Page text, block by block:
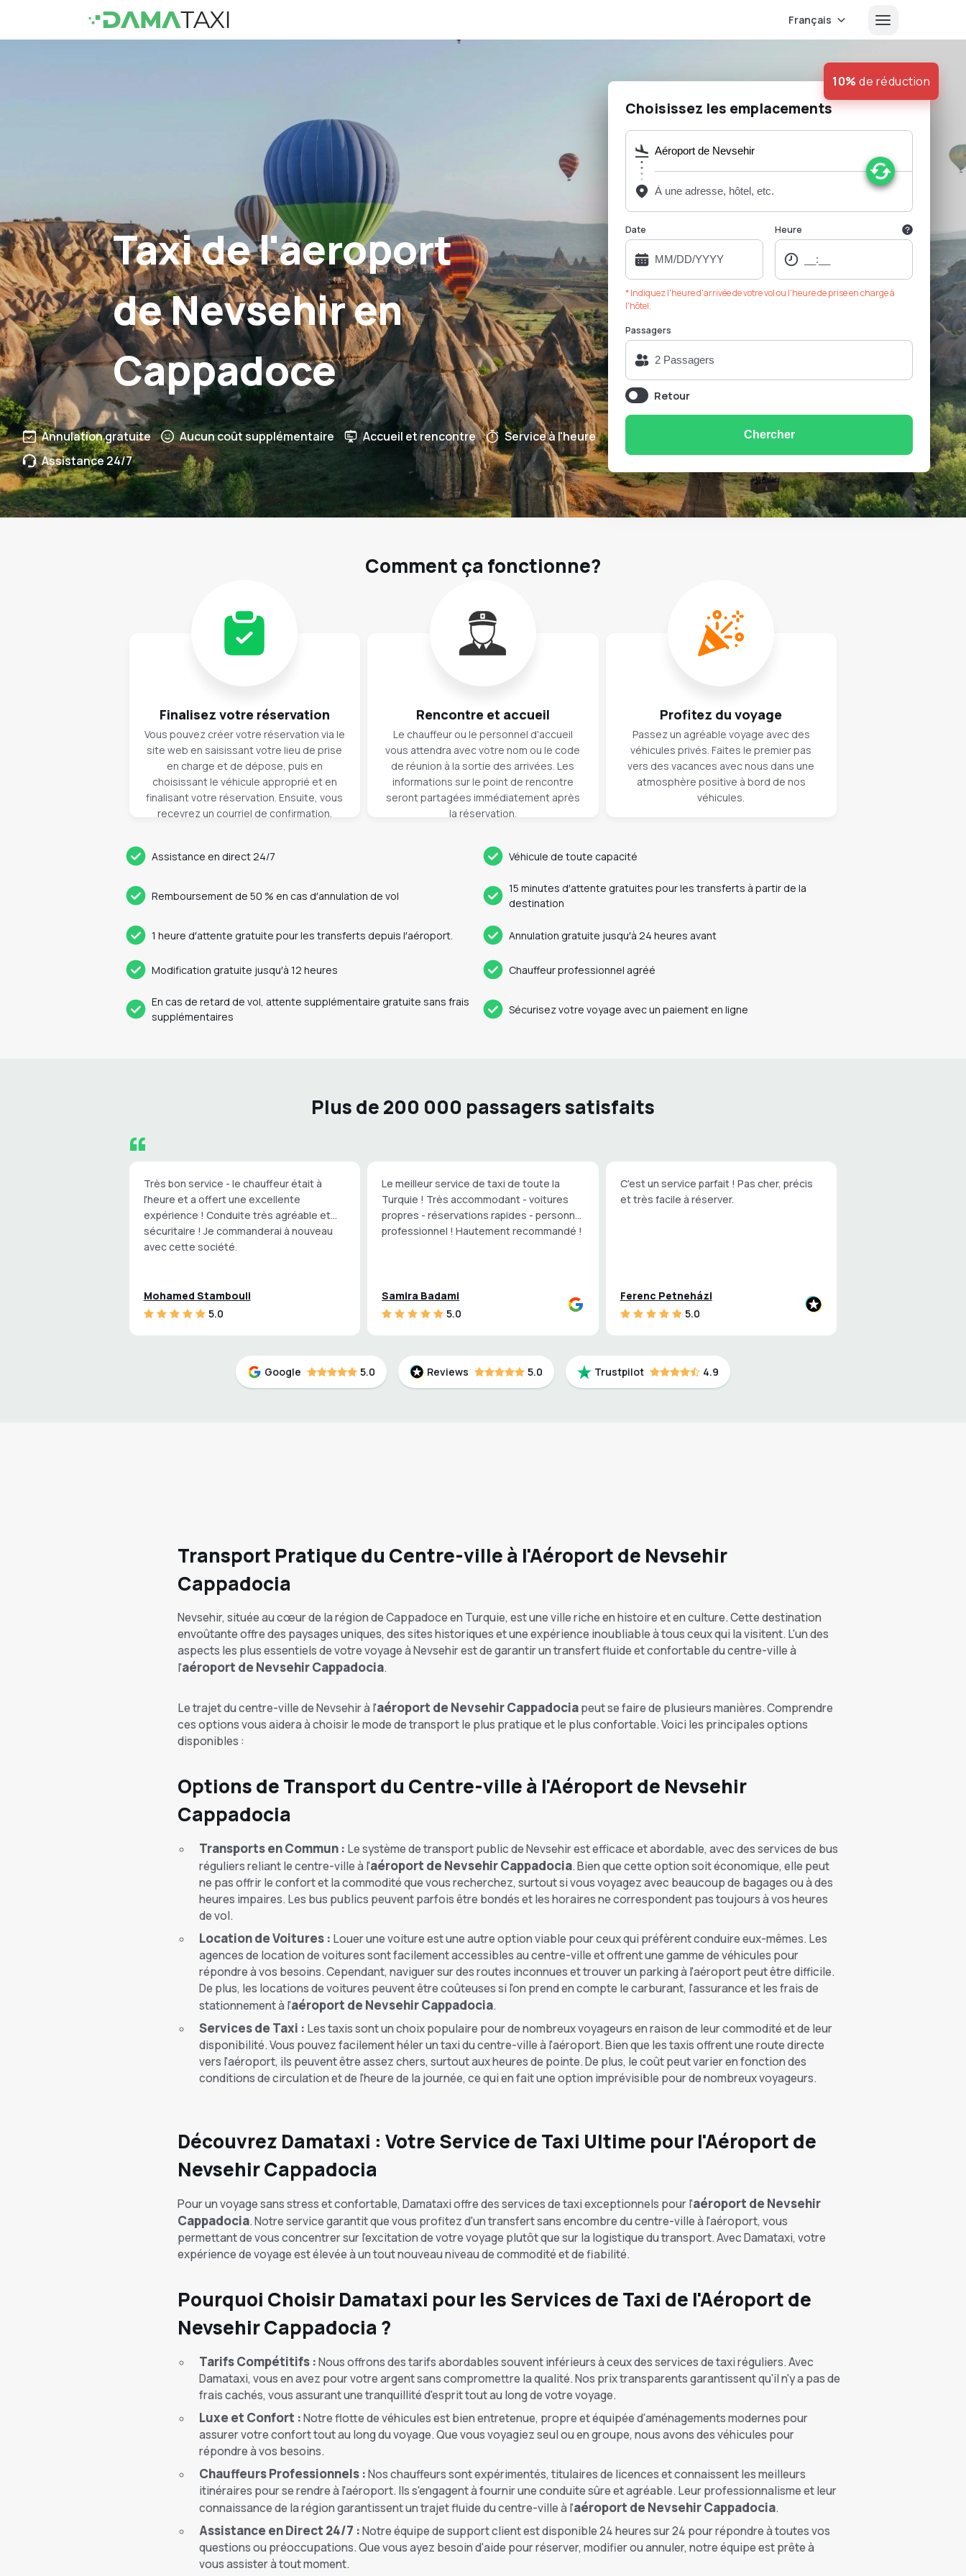
Français
Taxi de l'aeroport
de Nevsehir en
Cappadoce
Choisissez les emplacements
10% de réduction
Date Heure
* Indiquez l'heure d'arrivée de votre vol ou l'heure de prise en charge à
l'hôtel.
Passagers
Retour
Chercher
Annulation gratuite Aucun coût supplémentaire Accueil et rencontre
Service à l'heure
Assistance 24/7
Comment ça fonctionne?
Finalisez votre réservation
Vous pouvez créer votre réservation via le
site web en saisissant votre lieu de prise
en charge et de dépose, puis en
choisissant le véhicule approprié et en
finalisant votre réservation. Ensuite, vous
recevrez un courriel de confirmation.
Rencontre et accueil
Le chauffeur ou le personnel d'accueil
vous attendra avec votre nom ou le code
de réunion à la sortie des arrivées. Les
informations sur le point de rencontre
seront partagées immédiatement après
la réservation.
Profitez du voyage
Passez un agréable voyage avec des
véhicules privés. Faites le premier pas
vers des vacances avec nous dans une
atmosphère positive à bord de nos
véhicules.
Assistance en direct 24/7 Véhicule de toute capacité
Remboursement de 50 % en cas d′annulation de vol
15 minutes d′attente gratuites pour les transferts à partir de la
destination
1 heure d′attente gratuite pour les transferts depuis l′aéroport. Annulation gratuite jusqu′à 24 heures avant
Modification gratuite jusqu′à 12 heures Chauffeur professionnel agréé
En cas de retard de vol, attente supplémentaire gratuite sans frais
supplémentaires
Sécurisez votre voyage avec un paiement en ligne
Plus de 200 000 passagers satisfaits
Très bon service - le chauffeur était à
l'heure et a offert une excellente
expérience ! Conduite très agréable et
sécuritaire ! Je commanderai à nouveau
avec cette société.
Mohamed Stambouli
5.0
Le meilleur service de taxi de toute la
Turquie ! Très accommodant - voitures
propres - réservations rapides - personnel
professionnel ! Hautement recommandé !
Samira Badami
5.0
C'est un service parfait ! Pas cher, précis
et très facile à réserver.
Ferenc Petneházi
5.0
Google 5.0 Reviews 5.0 Trustpilot 4.9
Transport Pratique du Centre-ville à l'Aéroport de Nevsehir
Cappadocia
Nevsehir, située au cœur de la région de Cappadoce en Turquie, est une ville riche en histoire et en culture. Cette destination
envoûtante offre des paysages uniques, des sites historiques et une expérience inoubliable à tous ceux qui la visitent. L'un des
aspects les plus essentiels de votre voyage à Nevsehir est de garantir un transfert fluide et confortable du centre-ville à
l'aéroport de Nevsehir Cappadocia.
Le trajet du centre-ville de Nevsehir à l'aéroport de Nevsehir Cappadociapeut se faire de plusieurs manières. Comprendre
ces options vous aidera à choisir le mode de transport le plus pratique et le plus confortable. Voici les principales options
disponibles :
Options de Transport du Centre-ville à l'Aéroport de Nevsehir
Cappadocia
Transports en Commun : Le système de transport public de Nevsehir est efficace et abordable, avec des services de bus
réguliers reliant le centre-ville à l'aéroport de Nevsehir Cappadocia. Bien que cette option soit économique, elle peut
ne pas offrir le confort et la commodité que vous recherchez, surtout si vous voyagez avec beaucoup de bagages ou à des
heures impaires. Les bus publics peuvent parfois être bondés et les horaires ne correspondent pas toujours à vos heures
de vol.
Location de Voitures : Louer une voiture est une autre option viable pour ceux qui préfèrent conduire eux-mêmes. Les
agences de location de voitures sont facilement accessibles au centre-ville et offrent une gamme de véhicules pour
répondre à vos besoins. Cependant, naviguer sur des routes inconnues et trouver un parking à l'aéroport peut être difficile.
De plus, les locations de voitures peuvent être coûteuses si l'on prend en compte le carburant, l'assurance et les frais de
stationnement à l'aéroport de Nevsehir Cappadocia.
Services de Taxi : Les taxis sont un choix populaire pour de nombreux voyageurs en raison de leur commodité et de leur
disponibilité. Vous pouvez facilement héler un taxi du centre-ville à l'aéroport. Bien que les taxis offrent une route directe
vers l'aéroport, ils peuvent être assez chers, surtout aux heures de pointe. De plus, le coût peut varier en fonction des
conditions de circulation et de l'heure de la journée, ce qui en fait une option imprévisible pour de nombreux voyageurs.
Découvrez Damataxi : Votre Service de Taxi Ultime pour l'Aéroport de
Nevsehir Cappadocia
Pour un voyage sans stress et confortable, Damataxi offre des services de taxi exceptionnels pour l'aéroport de Nevsehir
Cappadocia. Notre service garantit que vous profitez d'un transfert sans encombre du centre-ville à l'aéroport, vous
permettant de vous concentrer sur l'excitation de votre voyage plutôt que sur la logistique du transport. Avec Damataxi, votre
expérience de voyage est élevée à un tout nouveau niveau de commodité et de fiabilité.
Pourquoi Choisir Damataxi pour les Services de Taxi de l'Aéroport de
Nevsehir Cappadocia ?
Tarifs Compétitifs :Nous offrons des tarifs abordables souvent inférieurs à ceux des services de taxi réguliers. Avec
Damataxi, vous en avez pour votre argent sans compromettre la qualité. Nos prix transparents garantissent qu'il n'y a pas de
frais cachés, vous assurant une tranquillité d'esprit tout au long de votre voyage.
Luxe et Confort :Notre flotte de véhicules est bien entretenue, propre et équipée d'aménagements modernes pour
assurer votre confort tout au long du voyage. Que vous voyagiez seul ou en groupe, nous avons des véhicules pour
répondre à vos besoins.
Chauffeurs Professionnels :Nos chauffeurs sont expérimentés, titulaires de licences et connaissent les meilleurs
itinéraires pour se rendre à l'aéroport. Ils s'engagent à fournir une conduite sûre et agréable. Leur professionnalisme et leur
connaissance de la région garantissent un trajet fluide du centre-ville à l'aéroport de Nevsehir Cappadocia.
Assistance en Direct 24/7 :Notre équipe de support client est disponible 24 heures sur 24 pour répondre à toutes vos
questions ou préoccupations. Que vous ayez besoin d'aide pour réserver, modifier ou annuler, notre équipe est prête à
vous assister à tout moment.